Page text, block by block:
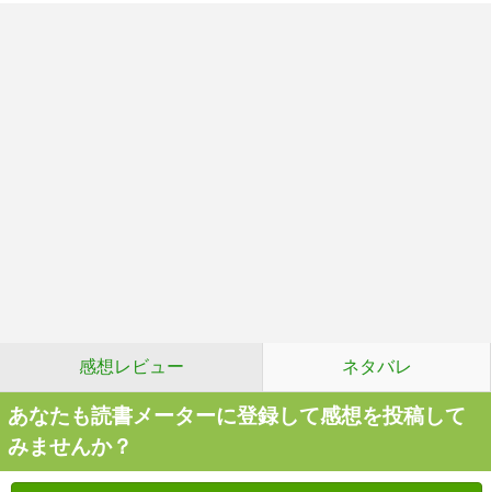
感想レビュー ネタバレ
あなたも読書メーターに登録して感想を投稿して
みませんか？